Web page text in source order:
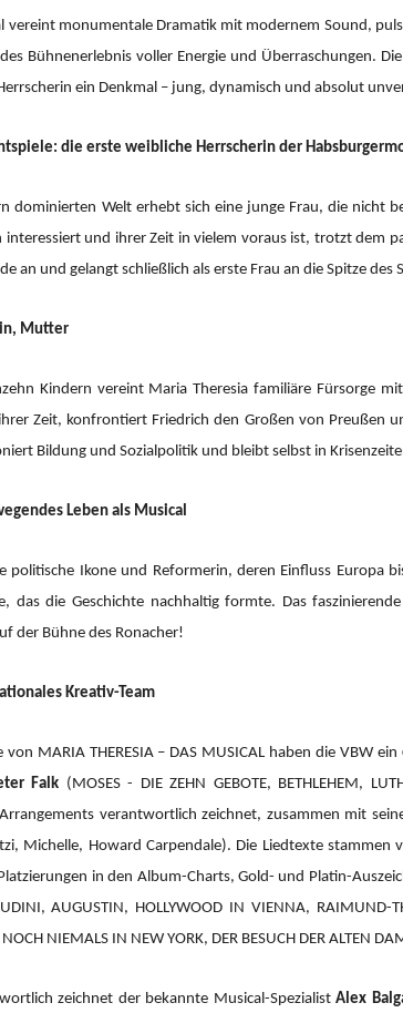
vereint monumentale Dramatik mit modernem Sound,
Bühnenerlebnis voller Energie und Überraschungen.
ein Denkmal – jung, dynamisch und absolut
die erste weibliche Herrscherin der
dominierten Welt erhebt sich eine junge Frau, die nicht
interessiert und ihrer Zeit in vielem voraus ist, trotzt dem
an und gelangt schließlich als erste Frau an die Spitze
Mutter
Kindern vereint Maria Theresia familiäre Fürsorge
Zeit, konfrontiert Friedrich den Großen von Preußen
Bildung und Sozialpolitik und bleibt selbst in
Leben als Musical
politische Ikone und Reformerin, deren Einfluss
das die Geschichte nachhaltig formte. Das
der Bühne des Ronacher!
Kreativ-Team
MARIA THERESIA – DAS MUSICAL haben die VBW ein
Falk (MOSES - DIE ZEHN GEBOTE, BETHLEHEM,
verantwortlich zeichnet, zusammen mit
Michelle, Howard Carpendale). Die Liedtexte stammen
in den Album-Charts, Gold- und Platin-
AUGUSTIN, HOLLYWOOD IN VIENNA, RAIMUND-
NIEMALS IN NEW YORK, DER BESUCH DER ALTEN
zeichnet der bekannte Musical-Spezialist Alex